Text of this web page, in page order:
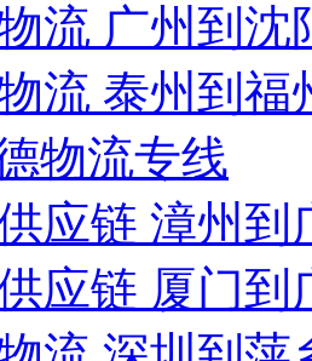
流 广州到
流 泰州到
物流专线
应链 漳州
应链 厦门